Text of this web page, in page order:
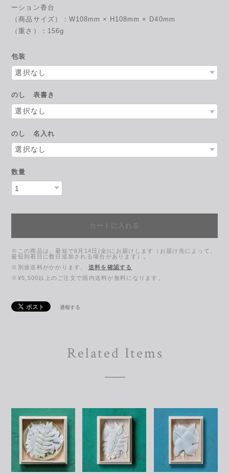
ーション香台
（商品サイズ）：W108mm × H108mm × D40mm
（重さ）：156g
包装
のし 表書き
のし 名入れ
数量
カートに入れる
※この商品は、最短で8月14日(金)にお届けします（お届け先によって、
最短到着日に数日追加される場合があります）。
※別途送料がかかります。
送料を確認する
※¥5,500以上のご注文で国内送料が無料になります。
通報する
Related Items